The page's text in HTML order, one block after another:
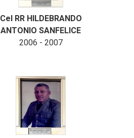
Cel RR HILDEBRANDO
ANTONIO SANFELICE
2006 - 2007